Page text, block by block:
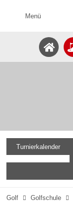
Menü
Turnierkalender
Golf  Golfschule 